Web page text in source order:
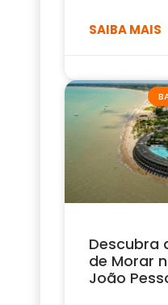
SAIBA MAIS
Descubra
de Morar
João